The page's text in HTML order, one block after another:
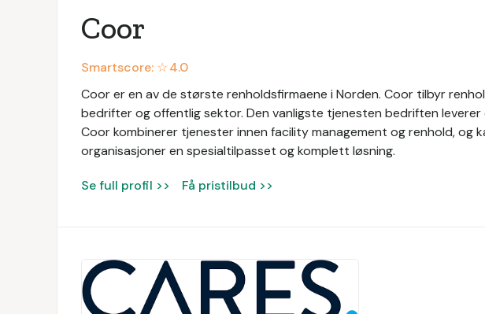
Coor
Smartscore: ☆4.0
Coor er en av de største renholdsfirmaene i Norden. Coor tilbyr
bedrifter og offentlig sektor. Den vanligste tjenesten bedriften leverer
Coor kombinerer tjenester innen facility management og renhold, og
organisasjoner en spesialtilpasset og komplett løsning.
Se full profil >> Få pristilbud >>